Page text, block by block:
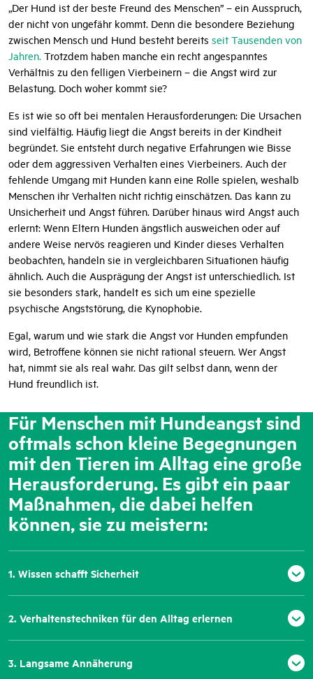
„Der Hund ist der beste Freund des Menschen” – ein Ausspruch,
der nicht von ungefähr kommt. Denn die besondere Beziehung
zwischen Mensch und Hund besteht bereits seit Tausenden von
Jahren. Trotzdem haben manche ein recht angespanntes
Verhältnis zu den felligen Vierbeinern – die Angst wird zur
Belastung. Doch woher kommt sie?
Es ist wie so oft bei mentalen Herausforderungen: Die Ursachen
sind vielfältig. Häufig liegt die Angst bereits in der Kindheit
begründet. Sie entsteht durch negative Erfahrungen wie Bisse
oder dem aggressiven Verhalten eines Vierbeiners. Auch der
fehlende Umgang mit Hunden kann eine Rolle spielen, weshalb
Menschen ihr Verhalten nicht richtig einschätzen. Das kann zu
Unsicherheit und Angst führen. Darüber hinaus wird Angst auch
erlernt: Wenn Eltern Hunden ängstlich ausweichen oder auf
andere Weise nervös reagieren und Kinder dieses Verhalten
beobachten, handeln sie in vergleichbaren Situationen häufig
ähnlich. Auch die Ausprägung der Angst ist unterschiedlich. Ist
sie besonders stark, handelt es sich um eine spezielle
psychische Angststörung, die Kynophobie.
Egal, warum und wie stark die Angst vor Hunden empfunden
wird, Betroffene können sie nicht rational steuern. Wer Angst
hat, nimmt sie als real wahr. Das gilt selbst dann, wenn der
Hund freundlich ist.
Für Menschen mit Hundeangst sind
oftmals schon kleine Begegnungen
mit den Tieren im Alltag eine große
Herausforderung. Es gibt ein paar
Maßnahmen, die dabei helfen
können, sie zu meistern:
1. Wissen schafft Sicherheit
2. Verhaltenstechniken für den Alltag erlernen
3. Langsame Annäherung